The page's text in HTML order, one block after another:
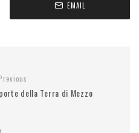
EMAIL
della Terra di Mezzo